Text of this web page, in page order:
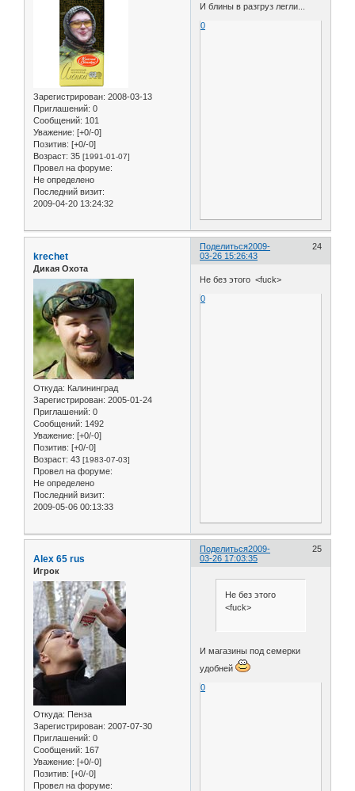
Зарегистрирован: 2008-03-13
Приглашений: 0
Сообщений: 101
Уважение: [+0/-0]
Позитив: [+0/-0]
Возраст: 35 [1991-01-07]
Провел на форуме:
Не определено
Последний визит:
2009-04-20 13:24:32
И блины в разгруз легли...
0
Поделиться 24
2009-
03-26 15:26:43
krechet
Дикая Охота
Откуда: Калининград
Зарегистрирован: 2005-01-24
Приглашений: 0
Сообщений: 1492
Уважение: [+0/-0]
Позитив: [+0/-0]
Возраст: 43 [1983-07-03]
Провел на форуме:
Не определено
Последний визит:
2009-05-06 00:13:33
Не без этого <fuck>
0
Поделиться 25
2009-
03-26 17:03:35
Alex 65 rus
Игрок
Откуда: Пенза
Зарегистрирован: 2007-07-30
Приглашений: 0
Сообщений: 167
Уважение: [+0/-0]
Позитив: [+0/-0]
Провел на форуме:
Не без этого
<fuck>
И магазины под семерки
удобней
0